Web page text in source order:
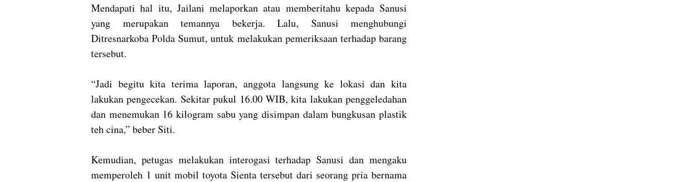
Mendapati hal itu, Jailani melaporkan atau memberitahu kepada Sanusi
yang merupakan temannya bekerja. Lalu, Sanusi menghubungi
Ditresnarkoba Polda Sumut, untuk melakukan pemeriksaan terhadap barang
tersebut.
“Jadi begitu kita terima laporan, anggota langsung ke lokasi dan kita
lakukan pengecekan. Sekitar pukul 16.00 WIB, kita lakukan penggeledahan
dan menemukan 16 kilogram sabu yang disimpan dalam bungkusan plastik
teh cina,” beber Siti.
Kemudian, petugas melakukan interogasi terhadap Sanusi dan mengaku
memperoleh 1 unit mobil toyota Sienta tersebut dari seorang pria bernama